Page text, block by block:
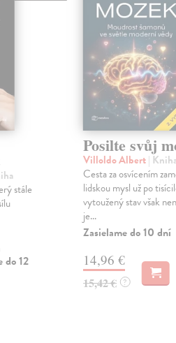
stále
do 12
Posilte svůj
Villoldo Albert|
Cesta za osvícením
lidskou mysl už po
vytoužený stav však
je...
Zasielame do 10 dní
14,96 €
15,42 € ?